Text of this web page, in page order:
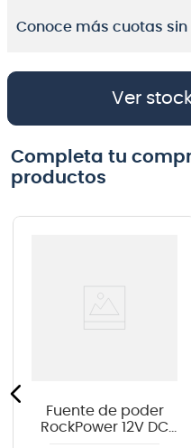
Conoce más cuotas sin
Ver
Completa tu
productos
Fuente de poder
RockPower 12V DC